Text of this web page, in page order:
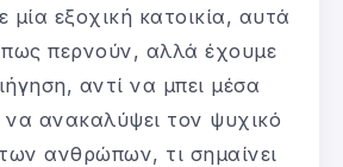
μία εξοχική κατοικία, αυτά
πως περνούν, αλλά έχουμε
αντί να μπει μέσα
να ανακαλύψει τον ψυχικό
ανθρώπων, τι σημαίνει